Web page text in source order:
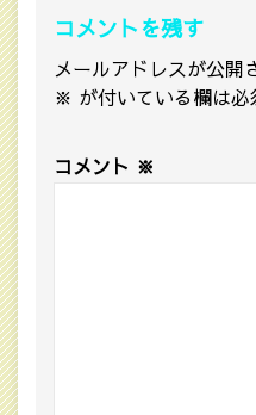
コメントを残す
メールアドレスが公開
※ が付いている欄は
コメント ※